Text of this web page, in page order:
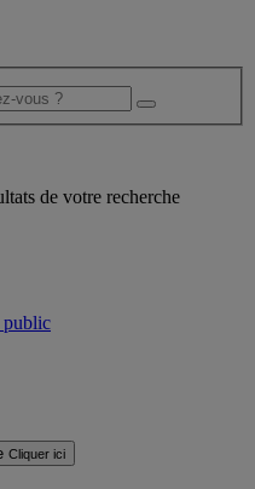
de votre recherche
public
Cliquer ici